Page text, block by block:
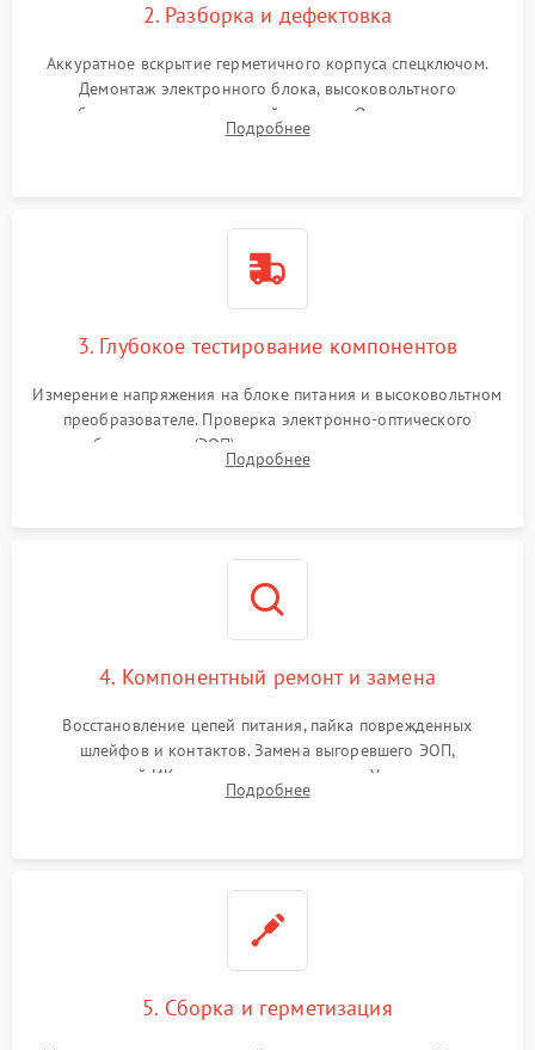
2. Разборка и дефектовка
Аккуратное вскрытие герметичного корпуса спецключом.
Демонтаж электронного блока, высоковольтного
преобразователя и оптической системы. Осмотр контактов
на окисление и проверка целостности уплотнительных
Подробнее
3. Глубокое тестирование компонентов
Измерение напряжения на блоке питания и высоковольтном
преобразователе. Проверка электронно-оптического
преобразователя (ЭОП) на стенде на предмет эмиссии,
шумов и засветок. Диагностика микросхем цифровых
Подробнее
4. Компонентный ремонт и замена
Восстановление цепей питания, пайка поврежденных
шлейфов и контактов. Замена выгоревшего ЭОП,
неисправной ИК-подсветки или матрицы. Ультразвуковая
очистка плат и удаление загрязнений с линз объектива и
Подробнее
5. Сборка и герметизация